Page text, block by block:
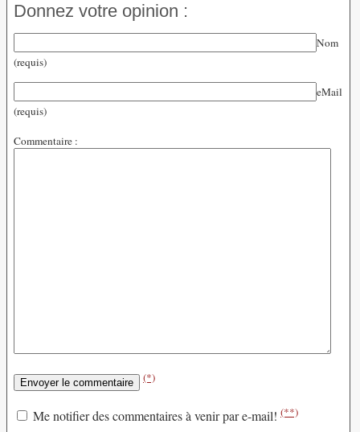
Donnez votre opinion :
Nom
(requis)
eMail
(requis)
Commentaire :
(*)
Me notifier des commentaires à venir par e-mail! (**)